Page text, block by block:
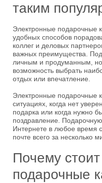
таким
Электронные подарочные
удобных способов
коллег и деловых
важных преимущества.
личным и продуманным,
возможность выбрать
отдых или впечатление.
Электронные подарочные
ситуациях, когда нет
подарка или когда нужно
поздравление.
Интернете в любое время
почте всего за несколько
Почему
подарочные